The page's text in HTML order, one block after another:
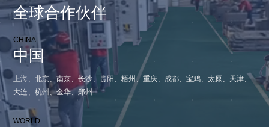
全球合作伙伴
CHINA
中国
上海、北京、南京、长沙、贵阳、梧州、重庆、成都、宝鸡、太原、天津、
大连、杭州、金华、郑州......
WORLD